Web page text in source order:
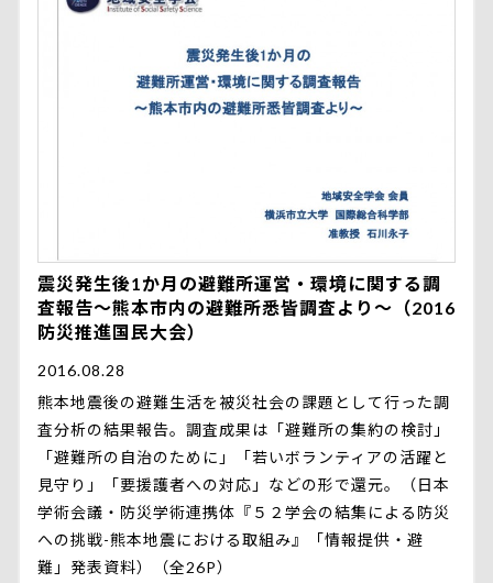
震災発生後1か月の避難所運営・環境に関する調
査報告～熊本市内の避難所悉皆調査より～（2016
防災推進国民大会）
2016.08.28
熊本地震後の避難生活を被災社会の課題として行った調
査分析の結果報告。調査成果は「避難所の集約の検討」
「避難所の自治のために」「若いボランティアの活躍と
見守り」「要援護者への対応」などの形で還元。（日本
学術会議・防災学術連携体『５２学会の結集による防災
への挑戦-熊本地震における取組み』「情報提供・避
難」発表資料）（全26P）